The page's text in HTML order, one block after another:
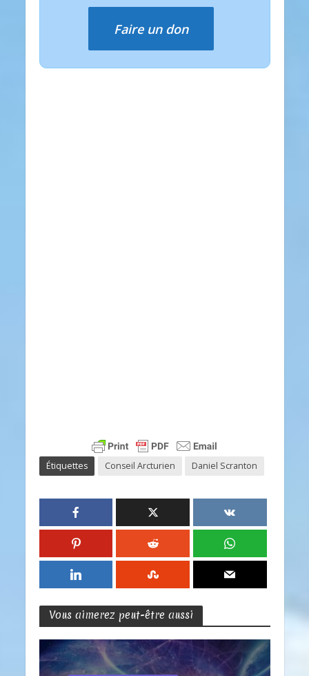
Faire un don
Étiquettes Conseil Arcturien Daniel Scranton
Vous aimerez peut-être aussi